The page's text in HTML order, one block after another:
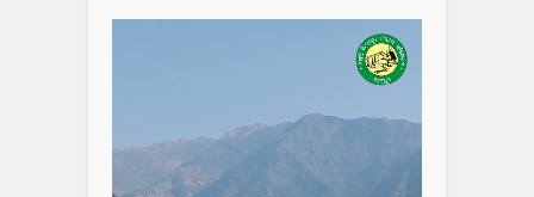
Player